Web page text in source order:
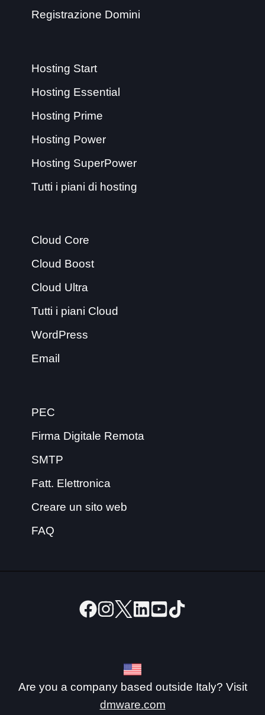
Registrazione Domini
Hosting Start
Hosting Essential
Hosting Prime
Hosting Power
Hosting SuperPower
Tutti i piani di hosting
Cloud Core
Cloud Boost
Cloud Ultra
Tutti i piani Cloud
WordPress
Email
PEC
Firma Digitale Remota
SMTP
Fatt. Elettronica
Creare un sito web
FAQ
Are you a company based outside Italy? Visit
dmware.com